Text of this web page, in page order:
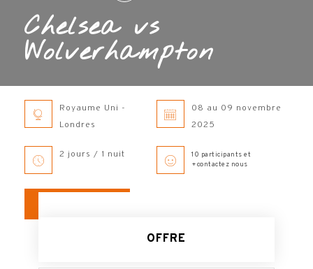
Chelsea vs
Wolverhampton
Royaume Uni -
Londres
08 au 09 novembre
2025
2 jours / 1 nuit
10 participants et
+contactez nous
OFFRE